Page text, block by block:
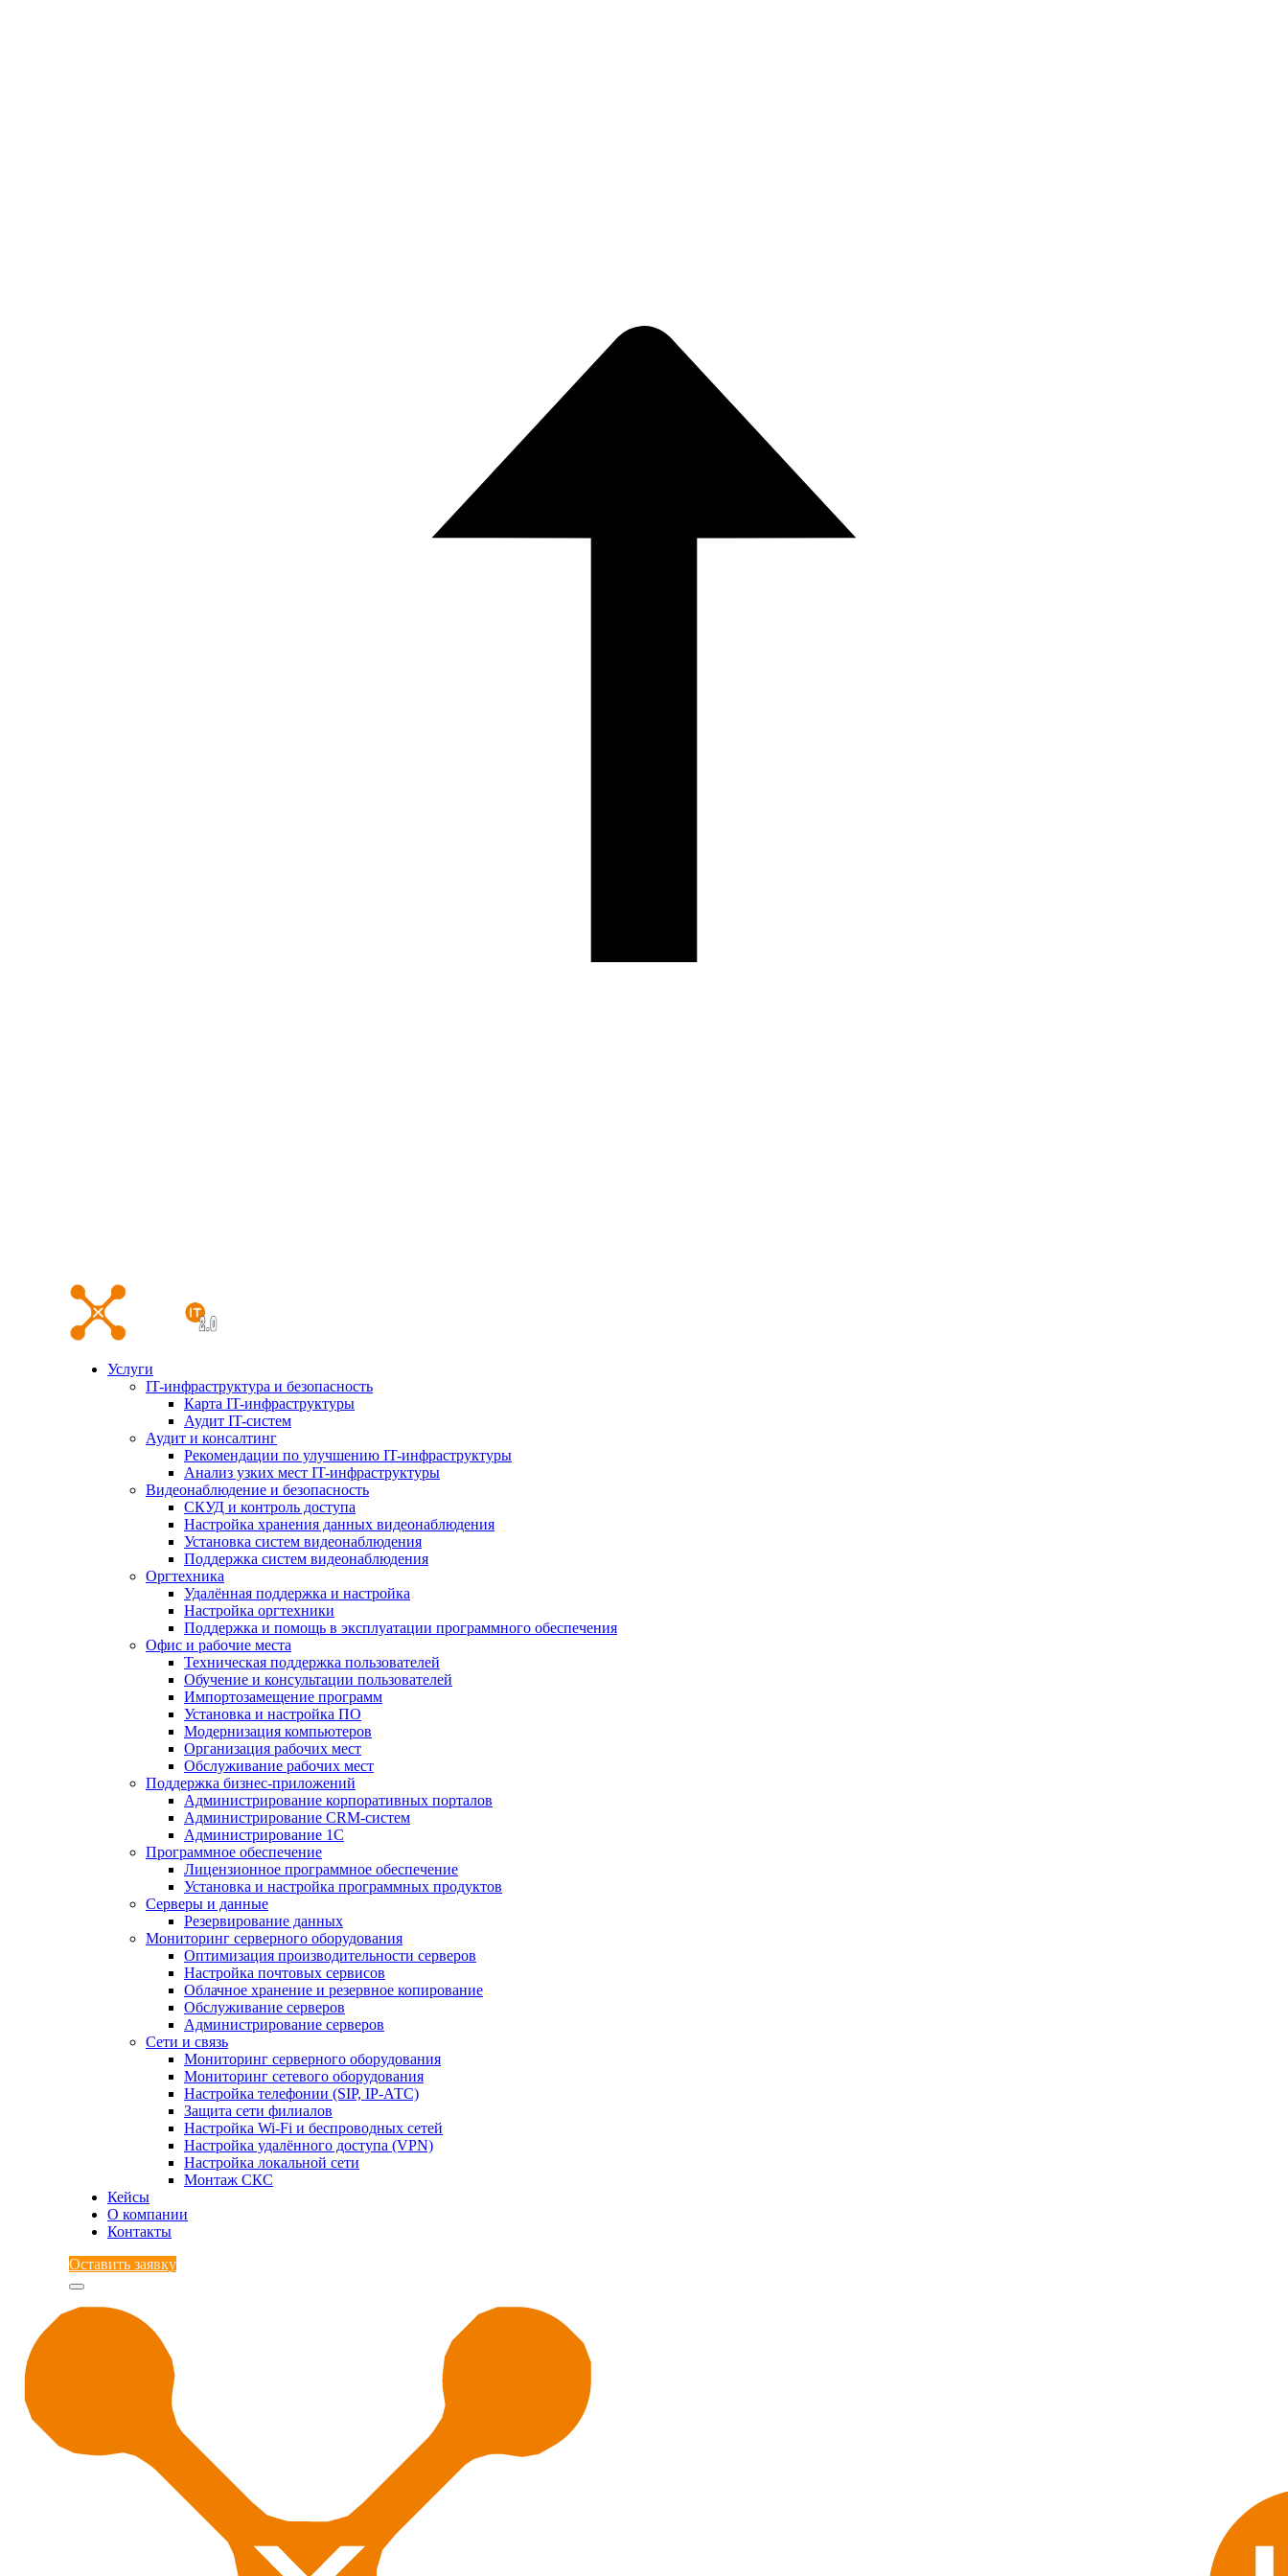
Услуги
IT-инфраструктура и безопасность
Карта IT-инфраструктуры
Аудит IT-систем
Аудит и консалтинг
Рекомендации по улучшению IT-инфраструктуры
Анализ узких мест IT-инфраструктуры
Видеонаблюдение и безопасность
СКУД и контроль доступа
Настройка хранения данных видеонаблюдения
Установка систем видеонаблюдения
Поддержка систем видеонаблюдения
Оргтехника
Удалённая поддержка и настройка
Настройка оргтехники
Поддержка и помощь в эксплуатации программного обеспечения
Офис и рабочие места
Техническая поддержка пользователей
Обучение и консультации пользователей
Импортозамещение программ
Установка и настройка ПО
Модернизация компьютеров
Организация рабочих мест
Обслуживание рабочих мест
Поддержка бизнес-приложений
Администрирование корпоративных порталов
Администрирование CRM-систем
Администрирование 1С
Программное обеспечение
Лицензионное программное обеспечение
Установка и настройка программных продуктов
Серверы и данные
Резервирование данных
Мониторинг серверного оборудования
Оптимизация производительности серверов
Настройка почтовых сервисов
Облачное хранение и резервное копирование
Обслуживание серверов
Администрирование серверов
Сети и связь
Мониторинг серверного оборудования
Мониторинг сетевого оборудования
Настройка телефонии (SIP, IP-АТС)
Защита сети филиалов
Настройка Wi-Fi и беспроводных сетей
Настройка удалённого доступа (VPN)
Настройка локальной сети
Монтаж СКС
Кейсы
О компании
Контакты
Оставить заявку